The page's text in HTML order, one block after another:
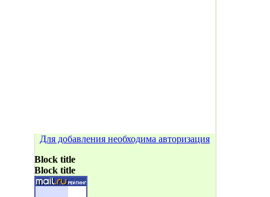
Для добавления необходима авторизация
Block title
Block title